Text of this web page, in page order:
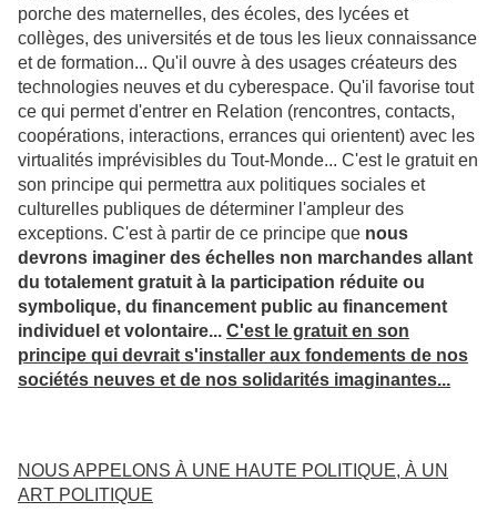
porche des maternelles, des écoles, des lycées et
collèges, des universités et de tous les lieux connaissance
et de formation... Qu'il ouvre à des usages créateurs des
technologies neuves et du cyberespace. Qu'il favorise tout
ce qui permet d'entrer en Relation (rencontres, contacts,
coopérations, interactions, errances qui orientent) avec les
virtualités imprévisibles du Tout-Monde... C'est le gratuit en
son principe qui permettra aux politiques sociales et
culturelles publiques de déterminer l'ampleur des
exceptions. C'est à partir de ce principe que nous
devrons imaginer des échelles non marchandes allant
du totalement gratuit à la participation réduite ou
symbolique, du financement public au financement
individuel et volontaire... C'est le gratuit en son
principe qui devrait s'installer aux fondements de nos
sociétés neuves et de nos solidarités imaginantes...
NOUS APPELONS À UNE HAUTE POLITIQUE, À UN
ART POLITIQUE